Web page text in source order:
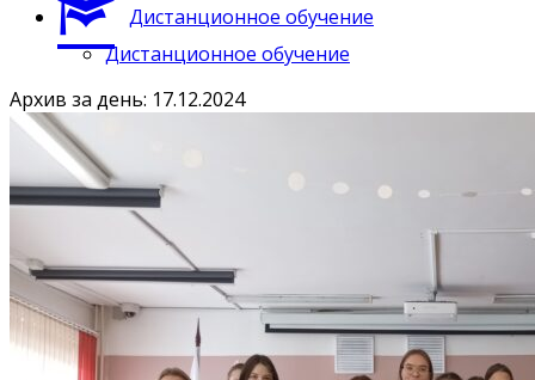
Дистанционное обучение
Дистанционное обучение
Архив за день: 17.12.2024